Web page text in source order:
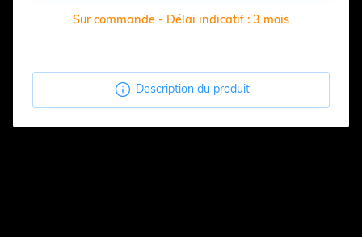
Sur commande - Délai indicatif : 3 mois
 Description du produit